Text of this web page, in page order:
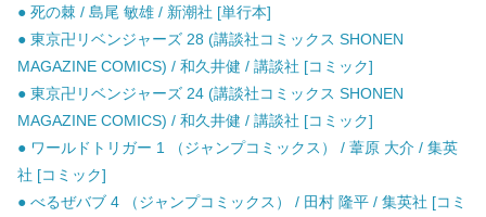
● 死の棘 / 島尾 敏雄 / 新潮社 [単行本]
● 東京卍リベンジャーズ 28 (講談社コミックス SHONEN
MAGAZINE COMICS) / 和久井健 / 講談社 [コミック]
● 東京卍リベンジャーズ 24 (講談社コミックス SHONEN
MAGAZINE COMICS) / 和久井健 / 講談社 [コミック]
● ワールドトリガー 1 （ジャンプコミックス） / 葦原 大介 / 集英
社 [コミック]
● べるぜバブ 4 （ジャンプコミックス） / 田村 隆平 / 集英社 [コミ